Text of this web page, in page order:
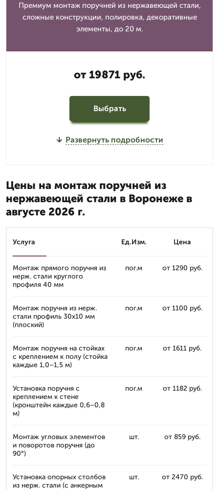
Премиум монтаж поручней из нержавеющей стали,
сложные конструкции, полировка, декоративные
элементы, до 20 м.
от 19871 руб.
Выбрать
Развернуть подробности
Цены на монтаж поручней из
нержавеющей стали в Воронеже в
августе 2026 г.
Услуга Ед.Изм. Цена
Монтаж прямого поручня из
нерж. стали круглого
профиля 40 мм
пог.м от 1290 руб.
Монтаж поручня из нерж.
стали профиль 30x10 мм
(плоский)
пог.м от 1100 руб.
Монтаж поручня на стойках
с креплением к полу (стойка
каждые 1,0–1,5 м)
пог.м от 1611 руб.
Установка поручня с
креплением к стене
(кронштейн каждые 0,6–0,8
м)
пог.м от 1182 руб.
Монтаж угловых элементов
и поворотов поручня (до
90°)
шт. от 859 руб.
Установка опорных столбов
из нерж. стали (с анкерным
шт. от 2470 руб.